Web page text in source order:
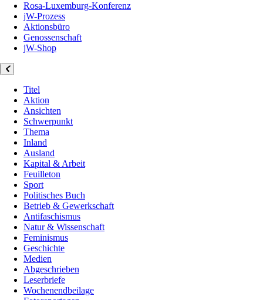
Rosa-Luxemburg-Konferenz
jW-Prozess
Aktionsbüro
Genossenschaft
jW-Shop
Titel
Aktion
Ansichten
Schwerpunkt
Thema
Inland
Ausland
Kapital & Arbeit
Feuilleton
Sport
Politisches Buch
Betrieb & Gewerkschaft
Antifaschismus
Natur & Wissenschaft
Feminismus
Geschichte
Medien
Abgeschrieben
Leserbriefe
Wochenendbeilage